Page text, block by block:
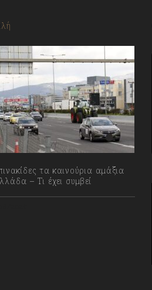
τα καινούρια αμάξια
– Τι έχει συμβεί